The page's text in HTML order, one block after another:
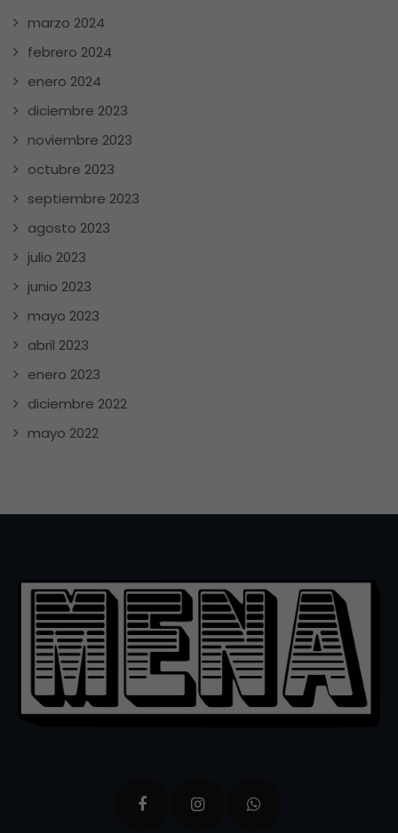
marzo 2024
febrero 2024
enero 2024
diciembre 2023
noviembre 2023
octubre 2023
septiembre 2023
agosto 2023
julio 2023
junio 2023
mayo 2023
abril 2023
enero 2023
diciembre 2022
mayo 2022